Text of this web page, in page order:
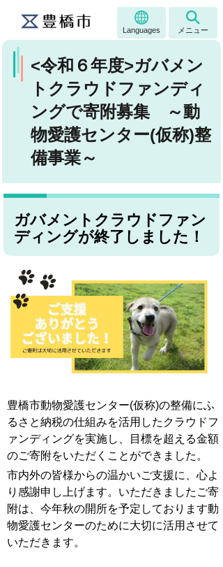
Languages メニュー
<令和６年度>ガバメン
トクラウドファンディ
ングで寄附募集 ～動
物愛護センター(仮称)整
備事業～
ガバメントクラウドファン
ディングが終了しました！
豊橋市動物愛護センター(仮称)の整備にふ
るさと納税の仕組みを活用したクラウドフ
ァンディングを実施し、目標を超える金額
のご寄附をいただくことができました。
市内外の皆様からの温かいご支援に、心よ
り感謝申し上げます。いただきましたご寄
附は、今年秋の開所を予定しております動
物愛護センターのために大切に活用させて
いただきます。